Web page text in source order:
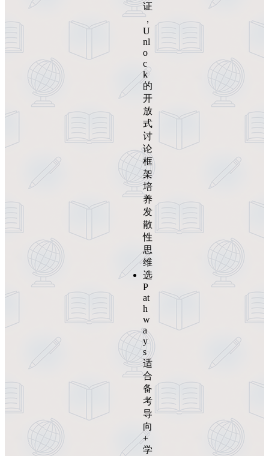
证
，
U
nl
o
c
k
的
开
放
式
讨
论
框
架
培
养
发
散
性
思
维
选
P
at
h
w
a
y
s
适
合
备
考
导
向
+
学